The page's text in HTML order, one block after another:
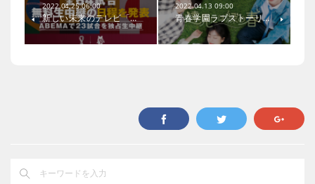
2022.04.25 06:00
新しい未来のテレビ「…
2022.04.13 09:00
青春学園ラブストーリ…